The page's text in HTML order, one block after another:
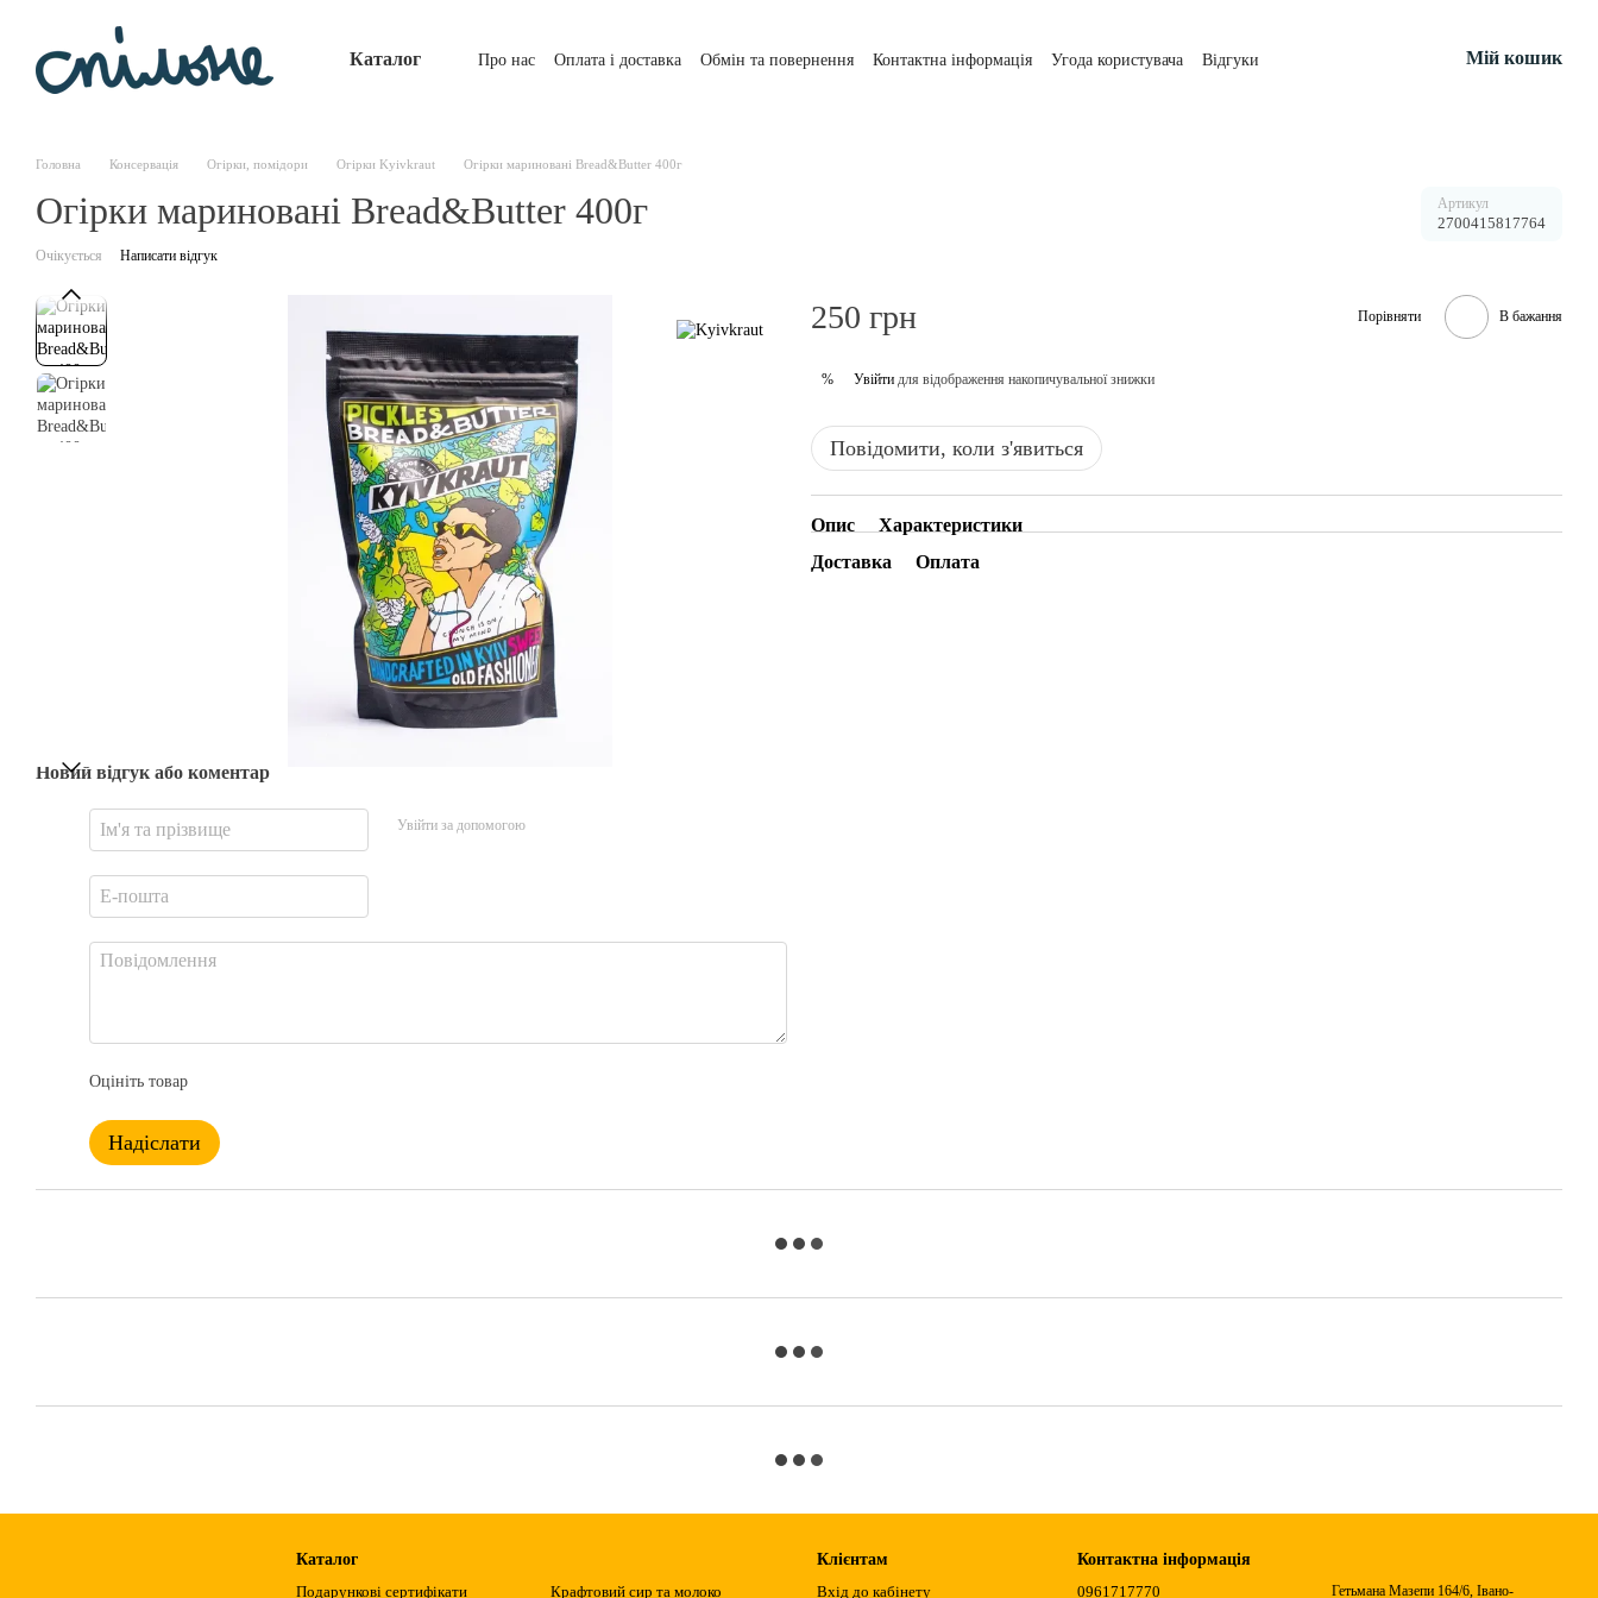
Каталог Про нас Оплата і доставка Обмін та повернення Контактна інформація Угода користувача Відгуки Мій кошик
Головна Консервація Огірки, помідори Огірки Kyivkraut Огірки мариновані Bread&Butter 400г
Огірки мариновані Bread&Butter 400г Артикул
2700415817764
Очікується Написати відгук
Новий відгук або коментар
Увійти за допомогою
Оцініть товар
Надіслати
250 грн Порівняти В бажання
% Увійти для відображення накопичувальної знижки
Повідомити, коли з'явиться
Опис
Характеристики
Доставка
Оплата
Каталог
Подарункові сертифікати
Крафтовий сир та молоко
Клієнтам
Вхід до кабінету
Контактна інформація
0961717770
Гетьмана Мазепи 164/6, Івано-